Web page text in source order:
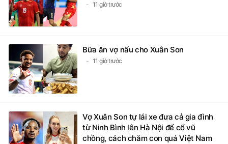
11 giờ trước
Bữa ăn vợ nấu cho Xuân Son
11 giờ trước
Vợ Xuân Son tự lái xe đưa cả gia đình
từ Ninh Bình lên Hà Nội để cổ vũ
chồng, cách chăm con quá Việt Nam